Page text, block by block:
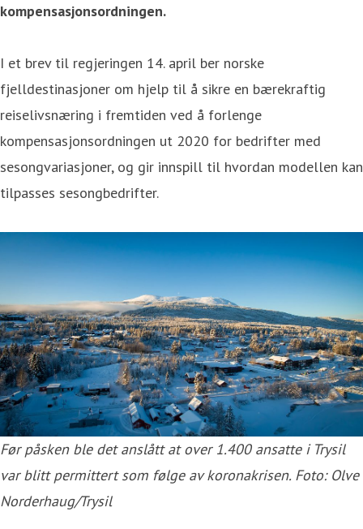
kompensasjonsordningen.
I et brev til regjeringen 14. april ber norske
fjelldestinasjoner om hjelp til å sikre en bærekraftig
reiselivsnæring i fremtiden ved å forlenge
kompensasjonsordningen ut 2020 for bedrifter med
sesongvariasjoner, og gir innspill til hvordan modellen kan
tilpasses sesongbedrifter.
Før påsken ble det anslått at over 1.400 ansatte i Trysil
var blitt permittert som følge av koronakrisen. Foto: Olve
Norderhaug/Trysil